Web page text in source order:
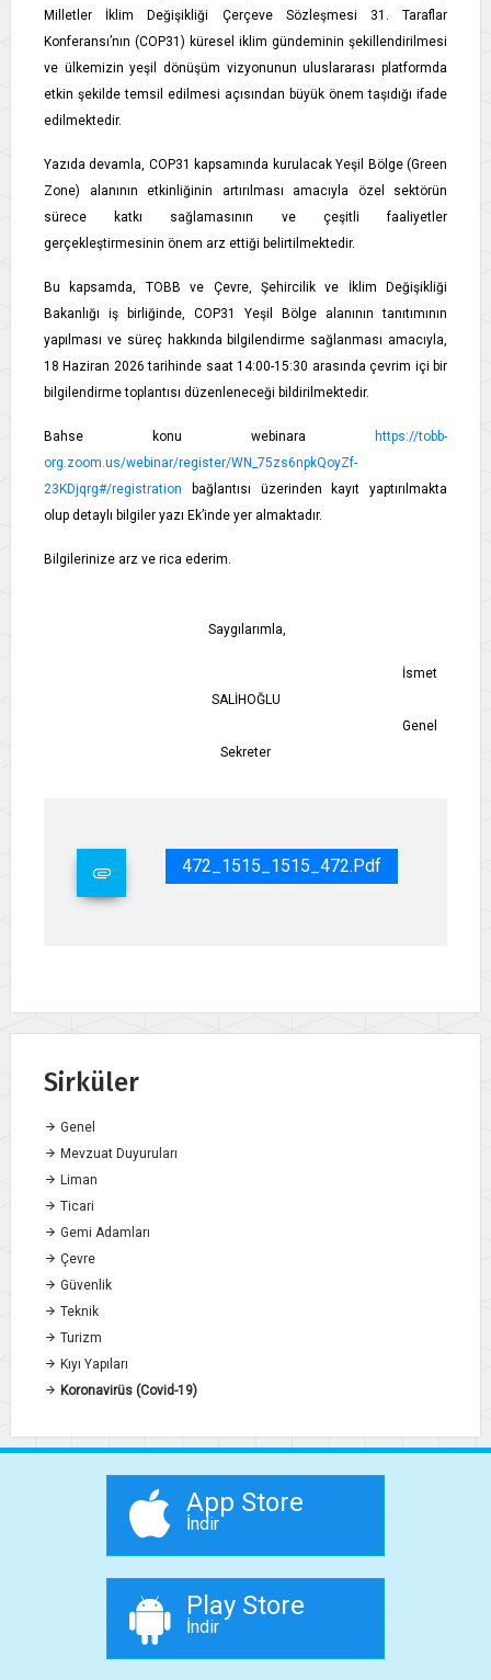
Milletler İklim Değişikliği Çerçeve Sözleşmesi 31. Taraflar
Konferansı’nın (COP31) küresel iklim gündeminin şekillendirilmesi
ve ülkemizin yeşil dönüşüm vizyonunun uluslararası platformda
etkin şekilde temsil edilmesi açısından büyük önem taşıdığı ifade
edilmektedir.
Yazıda devamla, COP31 kapsamında kurulacak Yeşil Bölge (Green
Zone) alanının etkinliğinin artırılması amacıyla özel sektörün
sürece katkı sağlamasının ve çeşitli faaliyetler
gerçekleştirmesinin önem arz ettiği belirtilmektedir.
Bu kapsamda, TOBB ve Çevre, Şehircilik ve İklim Değişikliği
Bakanlığı iş birliğinde, COP31 Yeşil Bölge alanının tanıtımının
yapılması ve süreç hakkında bilgilendirme sağlanması amacıyla,
18 Haziran 2026 tarihinde saat 14:00-15:30 arasında çevrim içi bir
bilgilendirme toplantısı düzenleneceği bildirilmektedir.
Bahse konu webinara
https://tobb-
org.zoom.us/webinar/register/WN_75zs6npkQoyZf-
23KDjqrg#/registration bağlantısı üzerinden kayıt yaptırılmakta
olup detaylı bilgiler yazı Ek’inde yer almaktadır.
Bilgilerinize arz ve rica ederim.
Saygılarımla,
İsmet
SALİHOĞLU
Genel
Sekreter
472_1515_1515_472.pdf
Sirküler
Genel
Mevzuat Duyuruları
Liman
Ticari
Gemi Adamları
Çevre
Güvenlik
Teknik
Turizm
Kıyı Yapıları
Koronavirüs (Covid-19)
App Store
İndir
Play Store
İndir